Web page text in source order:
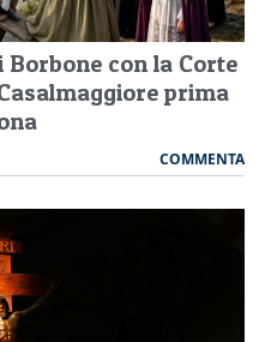
con la Corte
prima
COMMENTA